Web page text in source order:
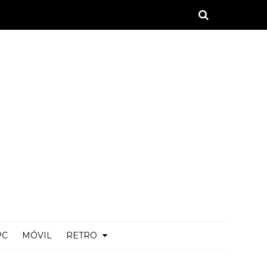
MÓVIL RETRO